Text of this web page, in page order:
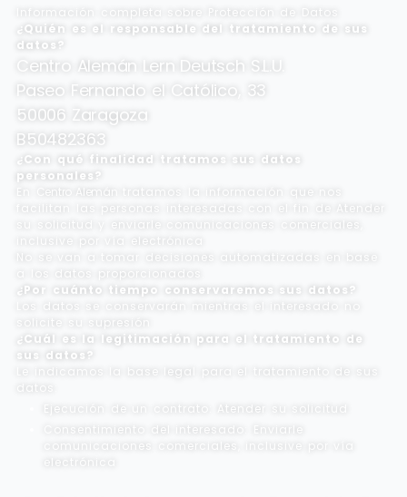
Información completa sobre Protección de Datos
¿Quién es el responsable del tratamiento de sus
datos?
Centro Alemán Lern Deutsch S.L.U.
Paseo Fernando el Católico, 33
50006 Zaragoza
B50482363
¿Con qué finalidad tratamos sus datos
personales?
Centro Alemán
tratamos la información que nos
facilitan las personas interesadas con el fin de Atender
su solicitud y enviarle comunicaciones comerciales,
inclusive por vía electrónica
No se van a tomar decisiones automatizadas en base
a los datos proporcionados.
¿Por cuánto tiempo conservaremos sus datos?
Los datos se conservarán mientras el interesado no
solicite su supresión
¿Cuál es la legitimación para el tratamiento de
sus datos?
Le indicamos la base legal para el tratamiento de sus
datos:
Ejecución de un contrato: Atender su solicitud
Consentimiento del interesado: Enviarle
comunicaciones comerciales, inclusive por vía
electrónica